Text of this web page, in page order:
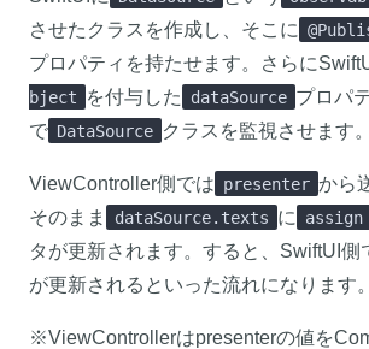
させたクラスを作成し、そこに
プロパティを持たせます。さらに
bject
を付与した dataSource プロパ
で DataSource クラスを監視させます。
ViewController側では presenter から
そのまま
dataSource.texts に assign
タが更新されます。すると、SwiftUI側
が更新されるといった流れになります。
※ViewControllerはpresenterの値を